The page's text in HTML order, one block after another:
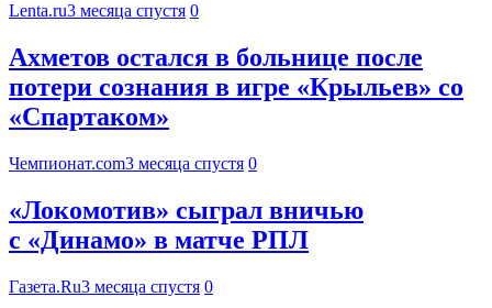
Lenta.ru3 месяца спустя 0
Ахметов остался в больнице после
потери сознания в игре «Крыльев» со
«Спартаком»
Чемпионат.com3 месяца спустя 0
«Локомотив» сыграл вничью
с «Динамо» в матче РПЛ
Газета.Ru3 месяца спустя 0